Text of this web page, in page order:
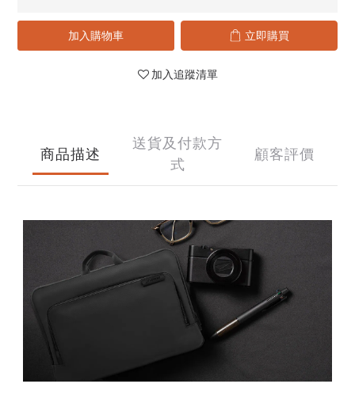
加入購物車 立即購買
加入追蹤清單
商品描述
送貨及付款方
式
顧客評價